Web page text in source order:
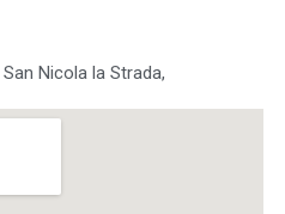
Nicola la Strada,